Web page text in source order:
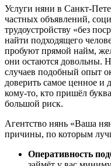
Услуги няни в Санкт-
частных объявлений,
трудоустройству «без
найти подходящего
пробуют прямой найм,
они остаются довольны.
случаев подобный опыт
доверить самое ценное
кому-то, кто пришёл
большой риск.
Агентство нянь «Ваша
причины, по которым
Оперативность